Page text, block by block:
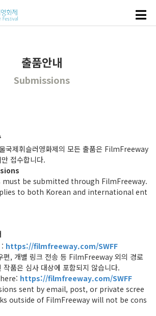
출품안내
Submissions
국제휘슬러영화제의 모든 출품은 FilmFreeway
접수합니다.
must be submitted through FilmFreeway.
to both Korean and international ent
https://filmfreeway.com/SWFF
편, 개별 링크 전송 등 FilmFreeway 외의 경로
작품은 심사 대상에 포함되지 않습니다.
: https://filmfreeway.com/SWFF
sent by email, post, or private scree
outside of FilmFreeway will not be cons